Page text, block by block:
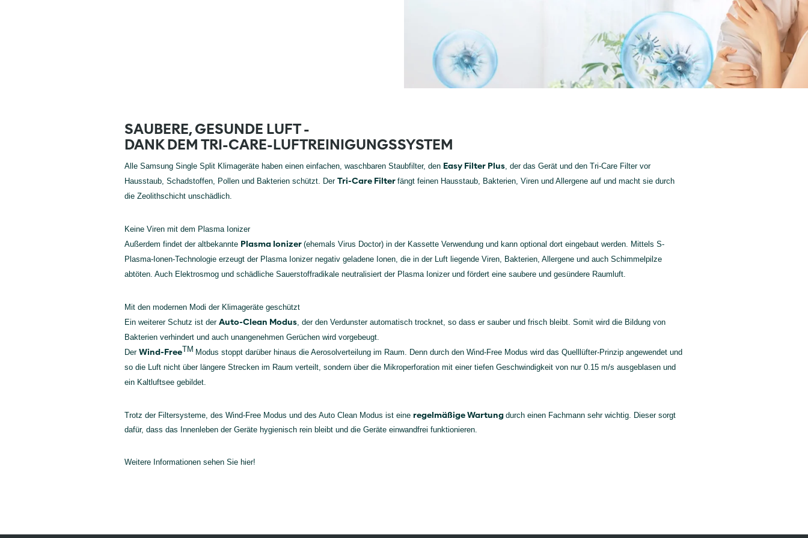
SAUBERE, GESUNDE LUFT -
DANK DEM TRI-CARE-LUFTREINIGUNGSSYSTEM
Alle Samsung Single Split Klimageräte haben einen einfachen, waschbaren Staubfilter, den Easy Filter Plus, der das Gerät und den Tri-Care Filter vor
Hausstaub, Schadstoffen, Pollen und Bakterien schützt. Der Tri-Care Filter fängt feinen Hausstaub, Bakterien, Viren und Allergene auf und macht sie durch
die Zeolithschicht unschädlich.
Keine Viren mit dem Plasma Ionizer
Außerdem findet der altbekannte Plasma Ionizer (ehemals Virus Doctor) in der Kassette Verwendung und kann optional dort eingebaut werden. Mittels S-
Plasma-Ionen-Technologie erzeugt der Plasma Ionizer negativ geladene Ionen, die in der Luft liegende Viren, Bakterien, Allergene und auch Schimmelpilze
abtöten. Auch Elektrosmog und schädliche Sauerstoffradikale neutralisiert der Plasma Ionizer und fördert eine saubere und gesündere Raumluft.
Mit den modernen Modi der Klimageräte geschützt
Ein weiterer Schutz ist der Auto-Clean Modus, der den Verdunster automatisch trocknet, so dass er sauber und frisch bleibt. Somit wird die Bildung von
Bakterien verhindert und auch unangenehmen Gerüchen wird vorgebeugt.
Der Wind-FreeTM Modus stoppt darüber hinaus die Aerosolverteilung im Raum. Denn durch den Wind-Free Modus wird das Quelllüfter-Prinzip angewendet und
so die Luft nicht über längere Strecken im Raum verteilt, sondern über die Mikroperforation mit einer tiefen Geschwindigkeit von nur 0.15 m/s ausgeblasen und
ein Kaltluftsee gebildet.
Trotz der Filtersysteme, des Wind-Free Modus und des Auto Clean Modus ist eine regelmäßige Wartung durch einen Fachmann sehr wichtig. Dieser sorgt
dafür, dass das Innenleben der Geräte hygienisch rein bleibt und die Geräte einwandfrei funktionieren.
Weitere Informationen sehen Sie hier!